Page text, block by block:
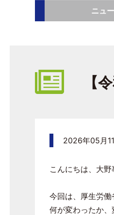
ニュ
【
2026年05月
こんにちは、大野
今回は、厚生労働
何が変わったか、